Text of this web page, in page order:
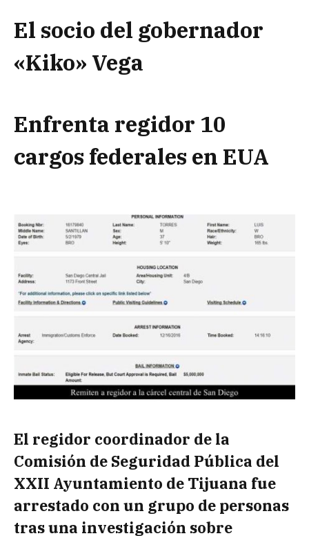
El socio del gobernador
«Kiko» Vega
Enfrenta regidor 10
cargos federales en EUA
El regidor coordinador de la
Comisión de Seguridad Pública del
XXII Ayuntamiento de Tijuana fue
arrestado con un grupo de personas
tras una investigación sobre